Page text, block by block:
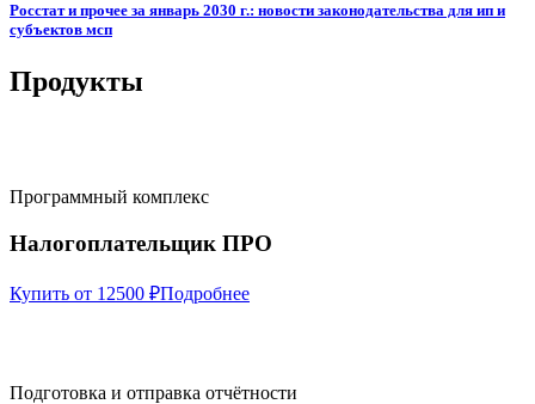
Росстат и прочее за январь 2030 г.: новости законодательства для ип и
субъектов мсп
Продукты
Программный комплекс
Налогоплательщик ПРО
Купить от 12500 ₽Подробнее
Подготовка и отправка отчётности